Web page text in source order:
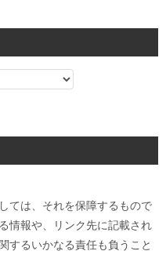
ては、それを保障するもので
情報や、リンク先に記載され
するいかなる責任も負うこと